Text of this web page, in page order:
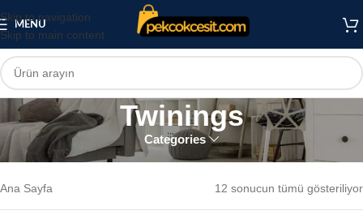
Skip to navigation
Skip to main content
MENU
Twinings
Categories
Twinings
Ana Sayfa 12 sonucun tümü gösteriliyor